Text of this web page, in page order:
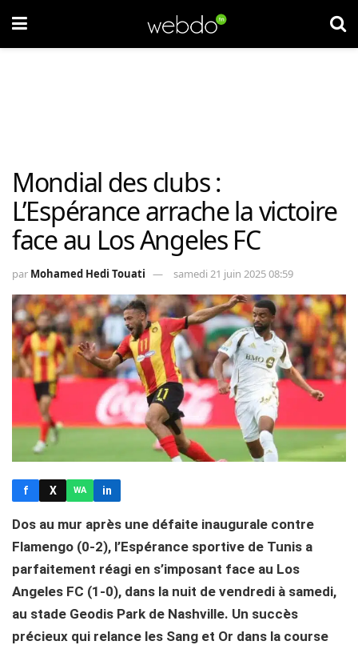
Mondial des clubs :
L’Espérance arrache la victoire
face au Los Angeles FC
par Mohamed Hedi Touati samedi 21 juin 2025 08:59
f X WA in
Dos au mur après une défaite inaugurale contre
Flamengo (0-2), l’Espérance sportive de Tunis a
parfaitement réagi en s’imposant face au Los
Angeles FC (1-0), dans la nuit de vendredi à samedi,
au stade Geodis Park de Nashville. Un succès
précieux qui relance les Sang et Or dans la course